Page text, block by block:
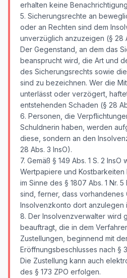
erhalten keine
5. Sicherungsrechte an
oder an Rechten sind dem
unverzüglich anzuzeigen (§ 28
Der Gegenstand, an dem das
beansprucht wird, die Art und
des Sicherungsrechts sowie
sind zu bezeichnen. Wer die
unterlässt oder verzögert,
entstehenden Schaden (§ 28
6. Personen, die
Schuldnerin haben, werden
diese, sondern an den
28 Abs. 3 InsO).
7. Gemäß § 149 Abs. 1 S. 2
Wertpapiere und Kostbarkeiten
im Sinne des § 1807 Abs. 1 Nr.
sind, ferner, dass vorhandenes
Insolvenzkonto dort anzulegen
8. Der Insolvenzverwalter wird
beauftragt, die in dem
Zustellungen, beginnend mit
Eröffnungsbeschlusses nach §
Die Zustellung kann auch
des § 173 ZPO erfolgen.